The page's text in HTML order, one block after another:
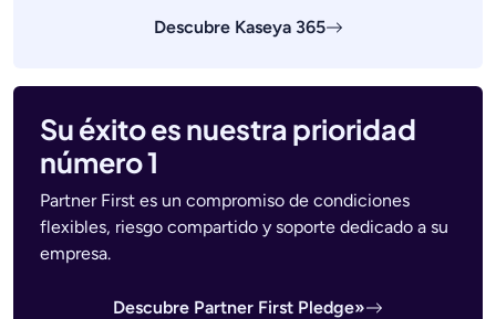
Descubre Kaseya 365
Su éxito es nuestra prioridad
número 1
Partner First es un compromiso de condiciones
flexibles, riesgo compartido y soporte dedicado a su
empresa.
Descubre Partner First Pledge»